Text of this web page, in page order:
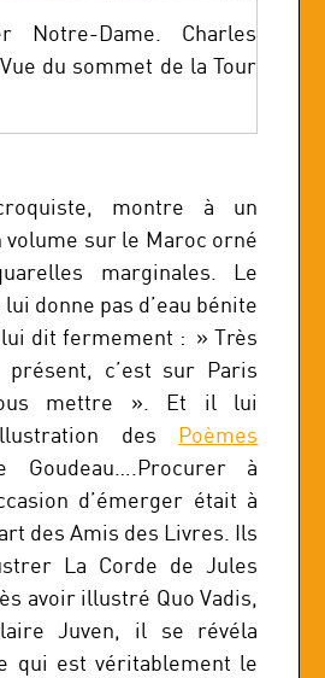
Notre-Dame. Charles
du sommet de la Tour
montre à un
sur le Maroc orné
marginales. Le
donne pas d’eau bénite
dit fermement : » Très
c’est sur Paris
mettre ». Et il lui
des Poèmes
Goudeau….Procurer à
d’émerger était à
des Amis des Livres. Ils
La Corde de Jules
avoir illustré Quo Vadis,
Juven, il se révéla
qui est véritablement le